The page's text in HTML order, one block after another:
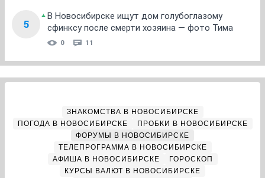
5
В Новосибирске ищут дом голубоглазому
сфинксу после смерти хозяина — фото Тима
0 11
ЗНАКОМСТВА В НОВОСИБИРСКЕ
ПОГОДА В НОВОСИБИРСКЕ
ПРОБКИ В НОВОСИБИРСКЕ
ФОРУМЫ В НОВОСИБИРСКЕ
ТЕЛЕПРОГРАММА В НОВОСИБИРСКЕ
АФИША В НОВОСИБИРСКЕ
ГОРОСКОП
КУРСЫ ВАЛЮТ В НОВОСИБИРСКЕ